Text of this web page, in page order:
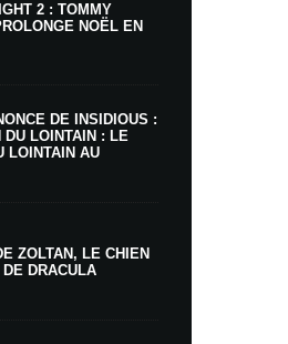
2 : TOMMY
NOËL EN
DE INSIDIOUS :
DU LOINTAIN : LE
LOINTAIN AU
ZOLTAN, LE CHIEN
DRACULA